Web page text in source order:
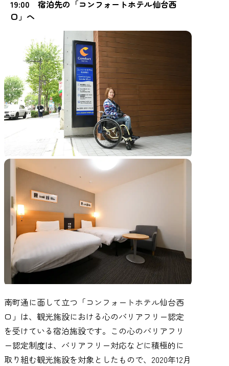
19:00 宿泊先の「コンフォートホテル仙台西
口」へ
南町通に面して立つ「コンフォートホテル仙台西
口」は、観光施設における心のバリアフリー認定
を受けている宿泊施設です。この心のバリアフリ
ー認定制度は、バリアフリー対応などに積極的に
取り組む観光施設を対象としたもので、2020年12月